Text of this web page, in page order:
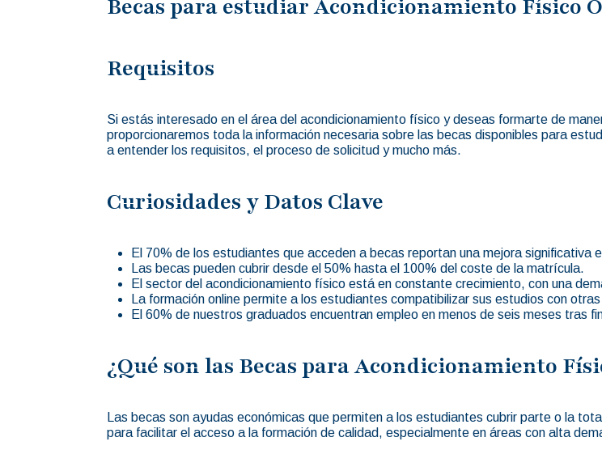
Becas para estudiar Acondicionamiento Físico
Requisitos
Si estás interesado en el área del acondicionamiento físico y deseas formarte de
proporcionaremos toda la información necesaria sobre las becas disponibles para
a entender los requisitos, el proceso de solicitud y mucho más.
Curiosidades y Datos Clave
El 70% de los estudiantes que acceden a becas reportan una mejora significativa
Las becas pueden cubrir desde el 50% hasta el 100% del coste de la matrícula.
El sector del acondicionamiento físico está en constante crecimiento, con una
La formación online permite a los estudiantes compatibilizar sus estudios con
El 60% de nuestros graduados encuentran empleo en menos de seis meses tras
¿Qué son las Becas para Acondicionamiento
Las becas son ayudas económicas que permiten a los estudiantes cubrir parte o la
para facilitar el acceso a la formación de calidad, especialmente en áreas con alta